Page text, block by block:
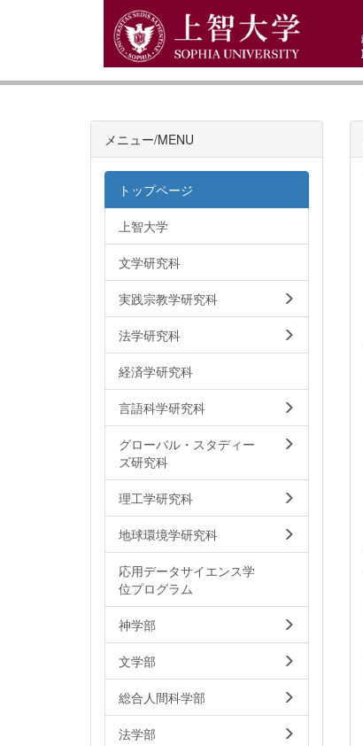
メニュー/MENU
トップページ
上智大学
文学研究科
実践宗教学研究科
法学研究科
経済学研究科
言語科学研究科
グローバル・スタディー
ズ研究科
理工学研究科
地球環境学研究科
応用データサイエンス学
位プログラム
神学部
文学部
総合人間科学部
法学部